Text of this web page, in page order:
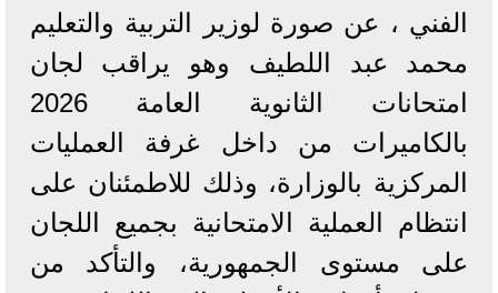
الفني ، عن صورة لوزير التربية والتعليم
محمد عبد اللطيف وهو يراقب لجان
امتحانات الثانوية العامة 2026
بالكاميرات من داخل غرفة العمليات
المركزية بالوزارة، وذلك للاطمئنان على
انتظام العملية الامتحانية بجميع اللجان
على مستوى الجمهورية، والتأكد من